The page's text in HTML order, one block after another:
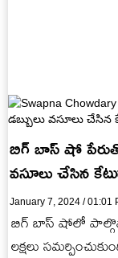
బిగ్ బాస్ షో
వసూలు చేసిన
January 7, 2024 / 01:01
బిగ్ బాస్ షోలో
లక్షలు